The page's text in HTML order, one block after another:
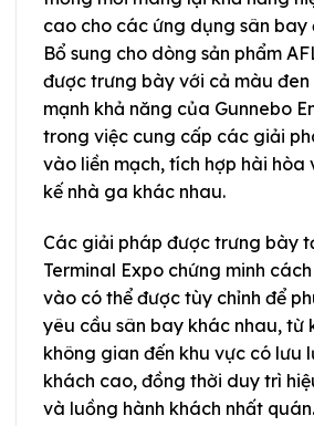
cao cho các ứng dụng sân bay
Bổ sung cho dòng sản phẩm
được trưng bày với cả màu đen
mạnh khả năng của Gunnebo
trong việc cung cấp các giải
vào liền mạch, tích hợp hài hòa
kế nhà ga khác nhau.
Các giải pháp được trưng bày
Terminal Expo chứng minh
vào có thể được tùy chỉnh để
yêu cầu sân bay khác nhau, từ
không gian đến khu vực có lưu
khách cao, đồng thời duy trì
và luồng hành khách nhất quán.